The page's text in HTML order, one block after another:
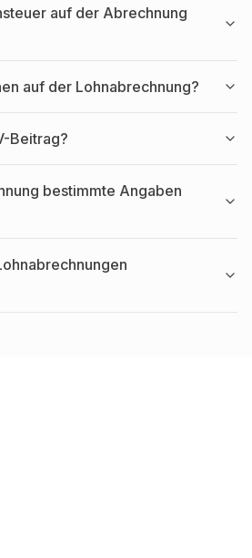
auf der Abrechnung
auf der Lohnabrechnung?
Beitrag?
bestimmte Angaben